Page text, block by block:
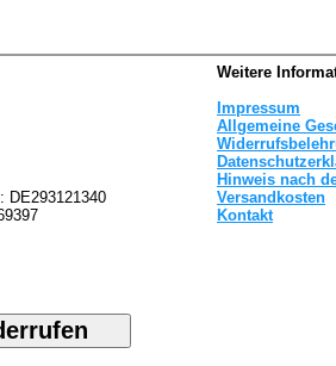
DE293121340
Weitere
Impressum
Allgemeine
Hinweis nach
Versandkosten
Kontakt